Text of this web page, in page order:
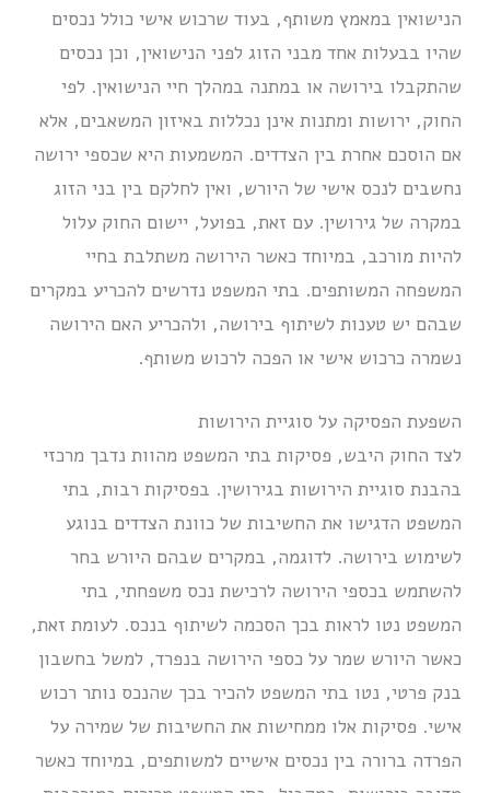
הנישואין במאמץ משותף, בעוד שרכוש אישי כולל נכסים
שהיו בבעלות אחד מבני הזוג לפני הנישואין, וכן נכסים
שהתקבלו בירושה או במתנה במהלך חיי הנישואין. לפי
החוק, ירושות ומתנות אינן נכללות באיזון המשאבים, אלא
אם הוסכם אחרת בין הצדדים. המשמעות היא שכספי ירושה
נחשבים לנכס אישי של היורש, ואין לחלקם בין בני הזוג
במקרה של גירושין. עם זאת, בפועל, יישום החוק עלול
להיות מורכב, במיוחד כאשר הירושה משתלבת בחיי
המשפחה המשותפים. בתי המשפט נדרשים להכריע במקרים
שבהם יש טענות לשיתוף בירושה, ולהכריע האם הירושה
נשמרה כרכוש אישי או הפכה לרכוש משותף.
השפעת הפסיקה על סוגיית הירושות
לצד החוק היבש, פסיקות בתי המשפט מהוות נדבך מרכזי
בהבנת סוגיית הירושות בגירושין. בפסיקות רבות, בתי
המשפט הדגישו את החשיבות של כוונת הצדדים בנוגע
לשימוש בירושה. לדוגמה, במקרים שבהם היורש בחר
להשתמש בכספי הירושה לרכישת נכס משפחתי, בתי
המשפט נטו לראות בכך הסכמה לשיתוף בנכס. לעומת זאת,
כאשר היורש שמר על כספי הירושה בנפרד, למשל בחשבון
בנק פרטי, נטו בתי המשפט להכיר בכך שהנכס נותר רכוש
אישי. פסיקות אלו ממחישות את החשיבות של שמירה על
הפרדה ברורה בין נכסים אישיים למשותפים, במיוחד כאשר